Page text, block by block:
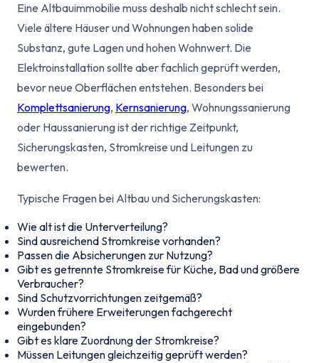
Eine Altbauimmobilie muss deshalb nicht schlecht sein.
Viele ältere Häuser und Wohnungen haben solide
Substanz, gute Lagen und hohen Wohnwert. Die
Elektroinstallation sollte aber fachlich geprüft werden,
bevor neue Oberflächen entstehen. Besonders bei
Komplettsanierung, Kernsanierung, Wohnungssanierung
oder Haussanierung ist der richtige Zeitpunkt,
Sicherungskasten, Stromkreise und Leitungen zu
bewerten.
Typische Fragen bei Altbau und Sicherungskasten:
Wie alt ist die Unterverteilung?
Sind ausreichend Stromkreise vorhanden?
Passen die Absicherungen zur Nutzung?
Gibt es getrennte Stromkreise für Küche, Bad und größere
Verbraucher?
Sind Schutzvorrichtungen zeitgemäß?
Wurden frühere Erweiterungen fachgerecht
eingebunden?
Gibt es klare Zuordnung der Stromkreise?
Müssen Leitungen gleichzeitig geprüft werden?